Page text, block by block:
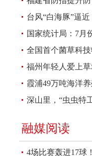
台风“白海豚”逼
案
国家统计局：7月
全国首个菌草科
福州年轻人爱上
霞浦49万吨海洋
深山里，“虫虫特
融媒阅读
4场比赛轰进17球